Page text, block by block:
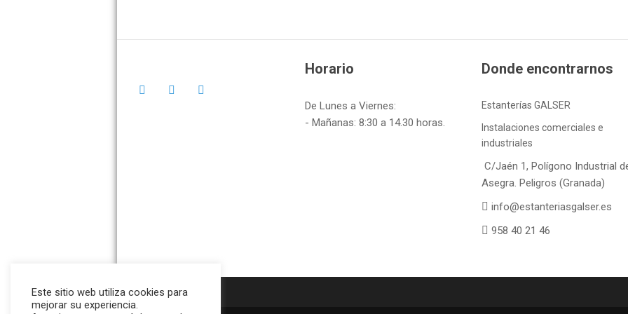
Horario
De Lunes a Viernes:
- Mañanas: 8:30 a 14.30 horas.
Donde encontrarnos
Estanterías GALSER
Instalaciones comerciales e
industriales
C/Jaén 1, Polígono Industrial
Asegra. Peligros (Granada)
info@estanteriasgalser.es
958 40 21 46
Este sitio web utiliza cookies para
mejorar su experiencia.